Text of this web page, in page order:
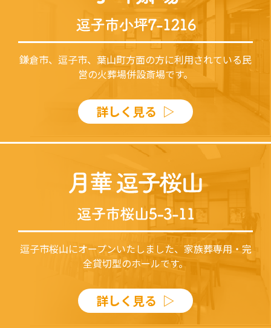
鎌倉市、逗子市、葉山町方面の方に利用されている民
営の火葬場併設斎場です。
詳しく見る
逗子市桜山にオープンいたしました、家族葬専用・完
全貸切型のホールです。
詳しく見る